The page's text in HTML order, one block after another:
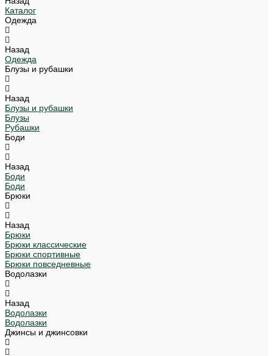
Каталог
Одежда
Назад
Одежда
Блузы и рубашки
Назад
Блузы и рубашки
Блузы
Рубашки
Боди
Назад
Боди
Боди
Брюки
Назад
Брюки
Брюки классические
Брюки спортивные
Брюки повседневные
Водолазки
Назад
Водолазки
Водолазки
Джинсы и джинсовки